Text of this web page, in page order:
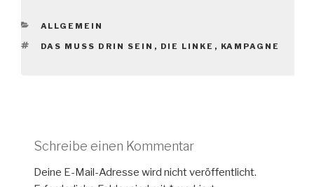
KATEGORIEN
ALLGEMEIN
SCHLAGWÖRTER
DAS MUSS DRIN SEIN , DIE LINKE , KAMPAGNE
Schreibe einen Kommentar
Deine E-Mail-Adresse wird nicht veröffentlicht.